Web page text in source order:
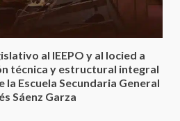
al IEEPO y al Iocied a
técnica y estructural integral
la Escuela Secundaria General
Sáenz Garza
de Ariadna Montiel
Gobernador Salomón Jara
reafirma la consolidación
la transformación en
territorio oaxaqueño
2026